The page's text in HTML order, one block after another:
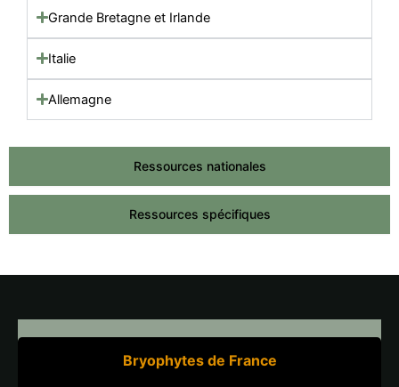
Ressources nationales
Ressources spécifiques
Grande Bretagne et Irlande
Italie
Allemagne
Bryophytes de France